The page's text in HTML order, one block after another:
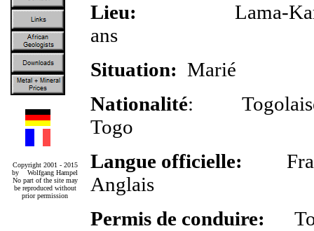
Copyright 2001 - 2015
by Wolfgang Hampel
No part of the site may
be reproduced without
prior permission
Lieu: Lama-
ans
Situation:
Nationalité:
Togo
Langue officielle:
Anglais
Permis de conduire: